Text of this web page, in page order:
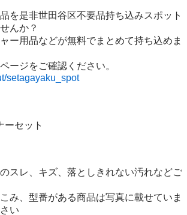
を是非世田谷区不要品持ち込みスポット
んか？
ー用品などが無料でまとめて持ち込めま
setagayaku_spot
ーセット
スレ、キズ、落としきれない汚れなどご
み、型番がある商品は写真に載せていま
い